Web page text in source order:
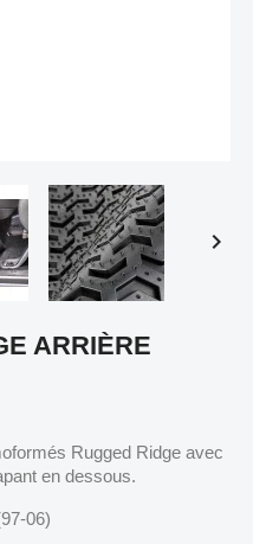

ARRIÈRE
Rugged Ridge avec
en dessous.
06)